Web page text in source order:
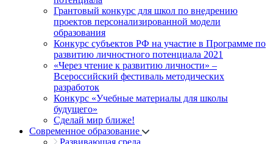
Грантовый конкурс для школ по внедрению
проектов персонализированной модели
образования
Конкурс субъектов РФ на участие в Программе по
развитию личностного потенциала 2021
«Через чтение к развитию личности» –
Всероссийский фестиваль методических
разработок
Конкурс «Учебные материалы для школы
будущего»
Сделай мир ближе!
Современное образование
Развивающая среда